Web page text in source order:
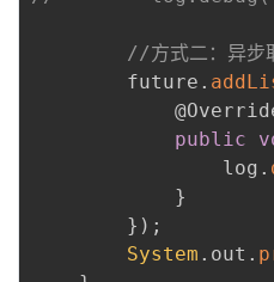
//方式二：异步
        future
.
public
                log
.
}
} ) ;
System . out .